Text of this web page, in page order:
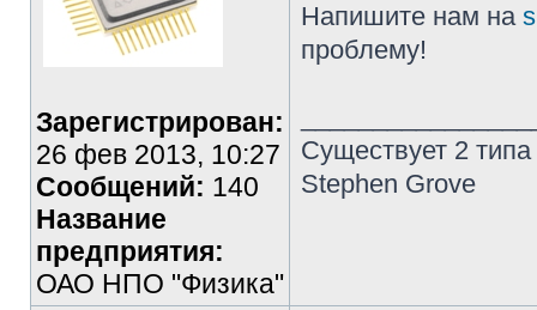
Зарегистрирован:
26 фев 2013, 10:27
Сообщений: 140
Название
предприятия:
ОАО НПО "Физика"
Напишите нам на
проблему!
Существует 2
Stephen Grove